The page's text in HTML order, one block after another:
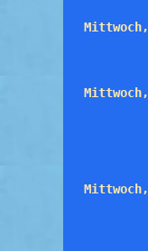
Mittwoch,
Mittwoch,
Mittwoch,